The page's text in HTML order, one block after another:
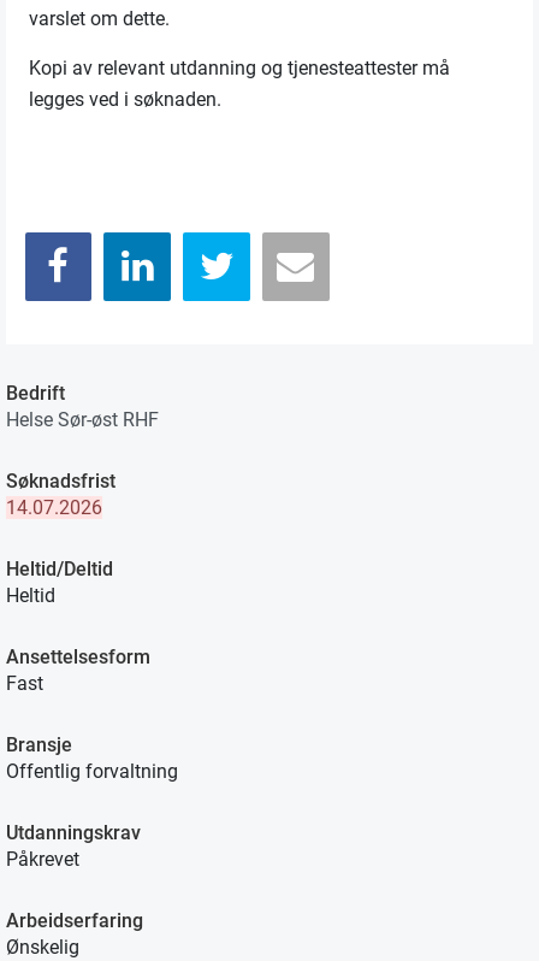
varslet om dette.
Kopi av relevant utdanning og tjenesteattester må
legges ved i søknaden.
Bedrift
Helse Sør-øst RHF
Søknadsfrist
14.07.2026
Heltid/Deltid
Heltid
Ansettelsesform
Fast
Bransje
Offentlig forvaltning
Utdanningskrav
Påkrevet
Arbeidserfaring
Ønskelig